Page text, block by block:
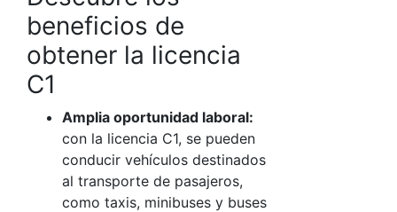
beneficios de
obtener la licencia
C1
Amplia oportunidad laboral:
con la licencia C1, se pueden
conducir vehículos destinados
al transporte de pasajeros,
como taxis, minibuses y buses